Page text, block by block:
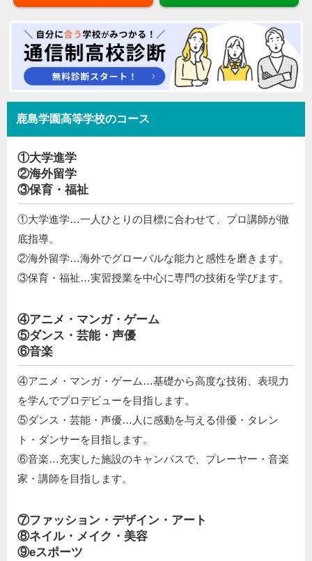
鹿島学園高等学校のコース
①大学進学
②海外留学
③保育・福祉
①大学進学…一人ひとりの目標に合わせて、プロ講師が徹
底指導。
②海外留学…海外でグローバルな能力と感性を磨きます。
③保育・福祉…実習授業を中心に専門の技術を学びます。
④アニメ・マンガ・ゲーム
⑤ダンス・芸能・声優
⑥音楽
④アニメ・マンガ・ゲーム…基礎から高度な技術、表現力
を学んでプロデビューを目指します。
⑤ダンス・芸能・声優…人に感動を与える俳優・タレン
ト・ダンサーを目指します。
⑥音楽…充実した施設のキャンパスで、プレーヤー・音楽
家・講師を目指します。
⑦ファッション・デザイン・アート
⑧ネイル・メイク・美容
⑨eスポーツ